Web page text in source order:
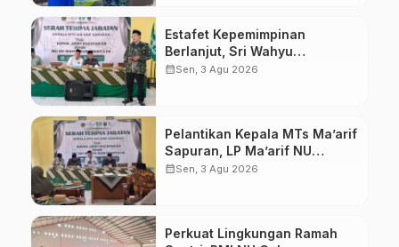
Estafet Kepemimpinan
Berlanjut, Sri Wahyu
Susilowati Resmi Pimpin MTs
calendar_monthSen, 3 Agu 2026
Pelantikan Kepala MTs Ma’arif
Sapuran, LP Ma’arif NU
Wonosobo Tekankan Lima
calendar_monthSen, 3 Agu 2026
Perkuat Lingkungan Ramah